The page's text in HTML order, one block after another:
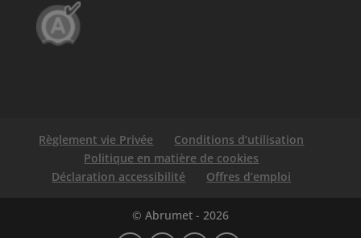
Règlement vie Privée
Conditions d’utilisation
Politique en matière de cookies
Déclaration accessibilité
Offres d’emploi
© Abrumet - 2026